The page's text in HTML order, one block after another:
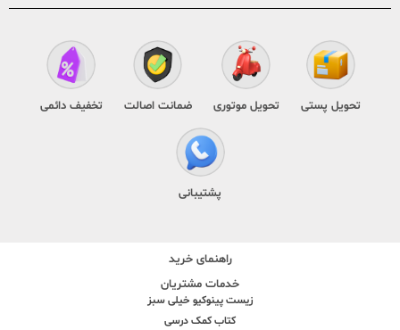
تحویل پستی تحویل موتوری ضمانت اصالت تخفیف دائمی
پشتیبانی
راهنمای خرید
خدمات مشتریان
زیست پینوکیو خیلی سبز
کتاب کمک درسی